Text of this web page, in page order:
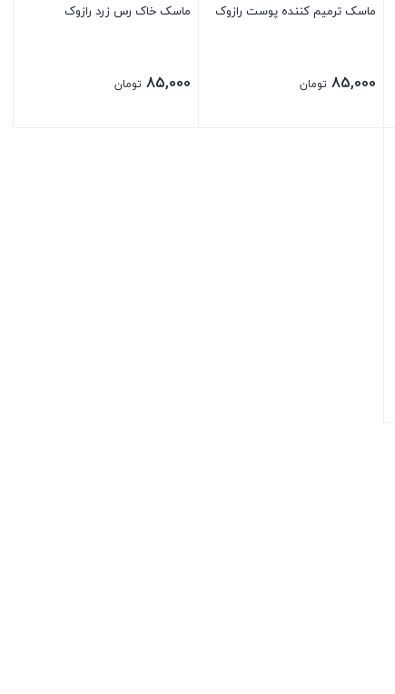
ماسک ترمیم کننده پوست رازوک
85,000 تومان
ماسک خاک رس زرد رازوک
85,000 تومان